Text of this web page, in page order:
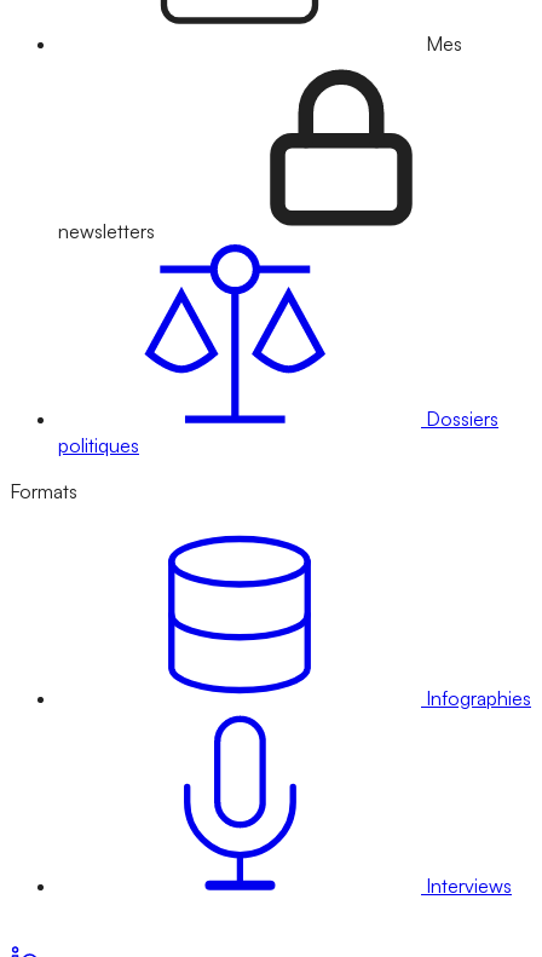
Mes
newsletters
Dossiers
politiques
Formats
Infographies
Interviews